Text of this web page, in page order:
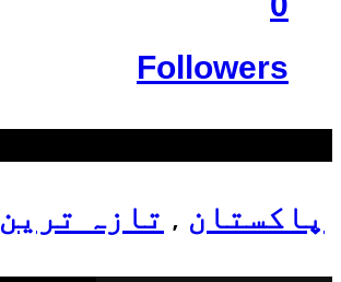
Followers
پاکستان , تازہ ترین